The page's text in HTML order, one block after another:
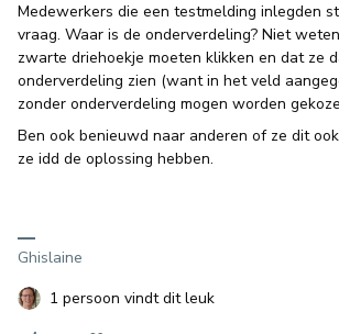
Medewerkers die een testmelding inlegden
vraag. Waar is de onderverdeling? Niet
zwarte driehoekje moeten klikken en dat ze
onderverdeling zien (want in het veld
zonder onderverdeling mogen worden
Ben ook benieuwd naar anderen of ze dit
ze idd de oplossing hebben.
Ghislaine
1 persoon vindt dit leuk